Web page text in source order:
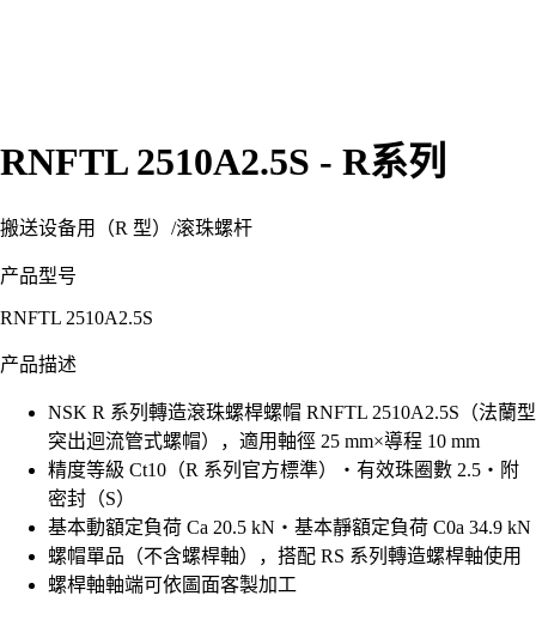
RNFTL 2510A2.5S - R系列
搬送设备用（R 型） /滚珠螺杆
产品型号
RNFTL 2510A2.5S
产品描述
NSK R 系列轉造滾珠螺桿螺帽 RNFTL 2510A2.5S（法蘭型
突出迴流管式螺帽），適用軸徑 25 mm×導程 10 mm
精度等級 Ct10（R 系列官方標準）・有效珠圈數 2.5・附
密封（S）
基本動額定負荷 Ca 20.5 kN・基本靜額定負荷 C0a 34.9 kN
螺帽單品（不含螺桿軸），搭配 RS 系列轉造螺桿軸使用
螺桿軸軸端可依圖面客製加工